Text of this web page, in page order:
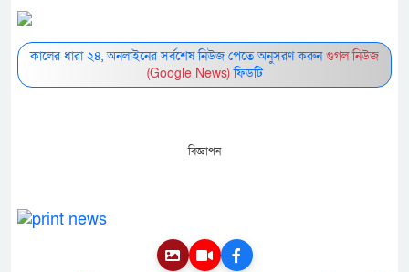
কালের ধারা ২৪, অনলাইনের সর্বশেষ নিউজ পেতে অনুসরণ করুনগুগল নিউজ
(Google News)ফিডটি
বিজ্ঞাপন